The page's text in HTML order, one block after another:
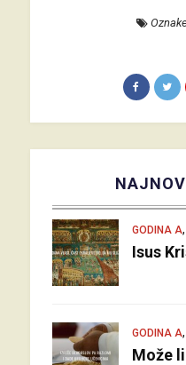
GODINA A,
Isus
GODINA A,
Može